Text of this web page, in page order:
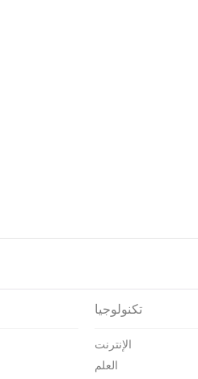
تكنولوجيا
الإنترنت
العلم